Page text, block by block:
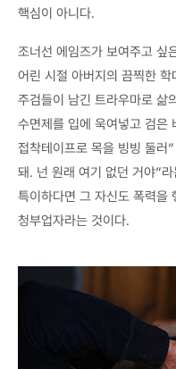
핵심이 아니다.
조너선 에임즈가 보여주고 싶
어린 시절 아버지의 끔찍한
주검들이 남긴 트라우마로 삶
수면제를 입에 욱여넣고 검은
접착테이프로 목을 빙빙 둘러
돼. 넌 원래 여기 없던 거야”
특이하다면 그 자신도 폭력을
청부업자라는 것이다.